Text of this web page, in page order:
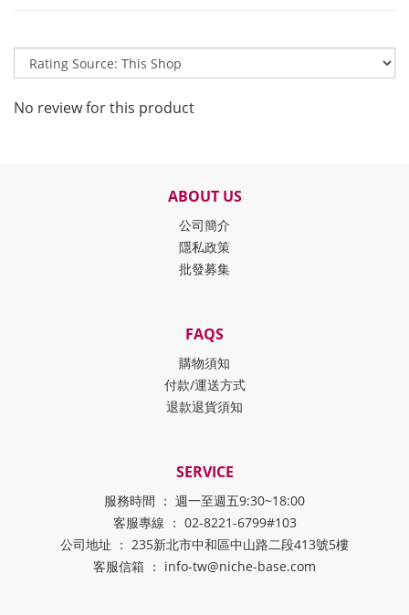
No review for this product
ABOUT US
公司簡介
隱私政策
批發募集
FAQS
購物須知
付款/運送方式
退款退貨須知
SERVICE
服務時間 ： 週一至週五9:30~18:00
客服專線 ： 02-8221-6799#103
公司地址 ： 235新北市中和區中山路二段413號5樓
客服信箱 ： info-tw@niche-base.com